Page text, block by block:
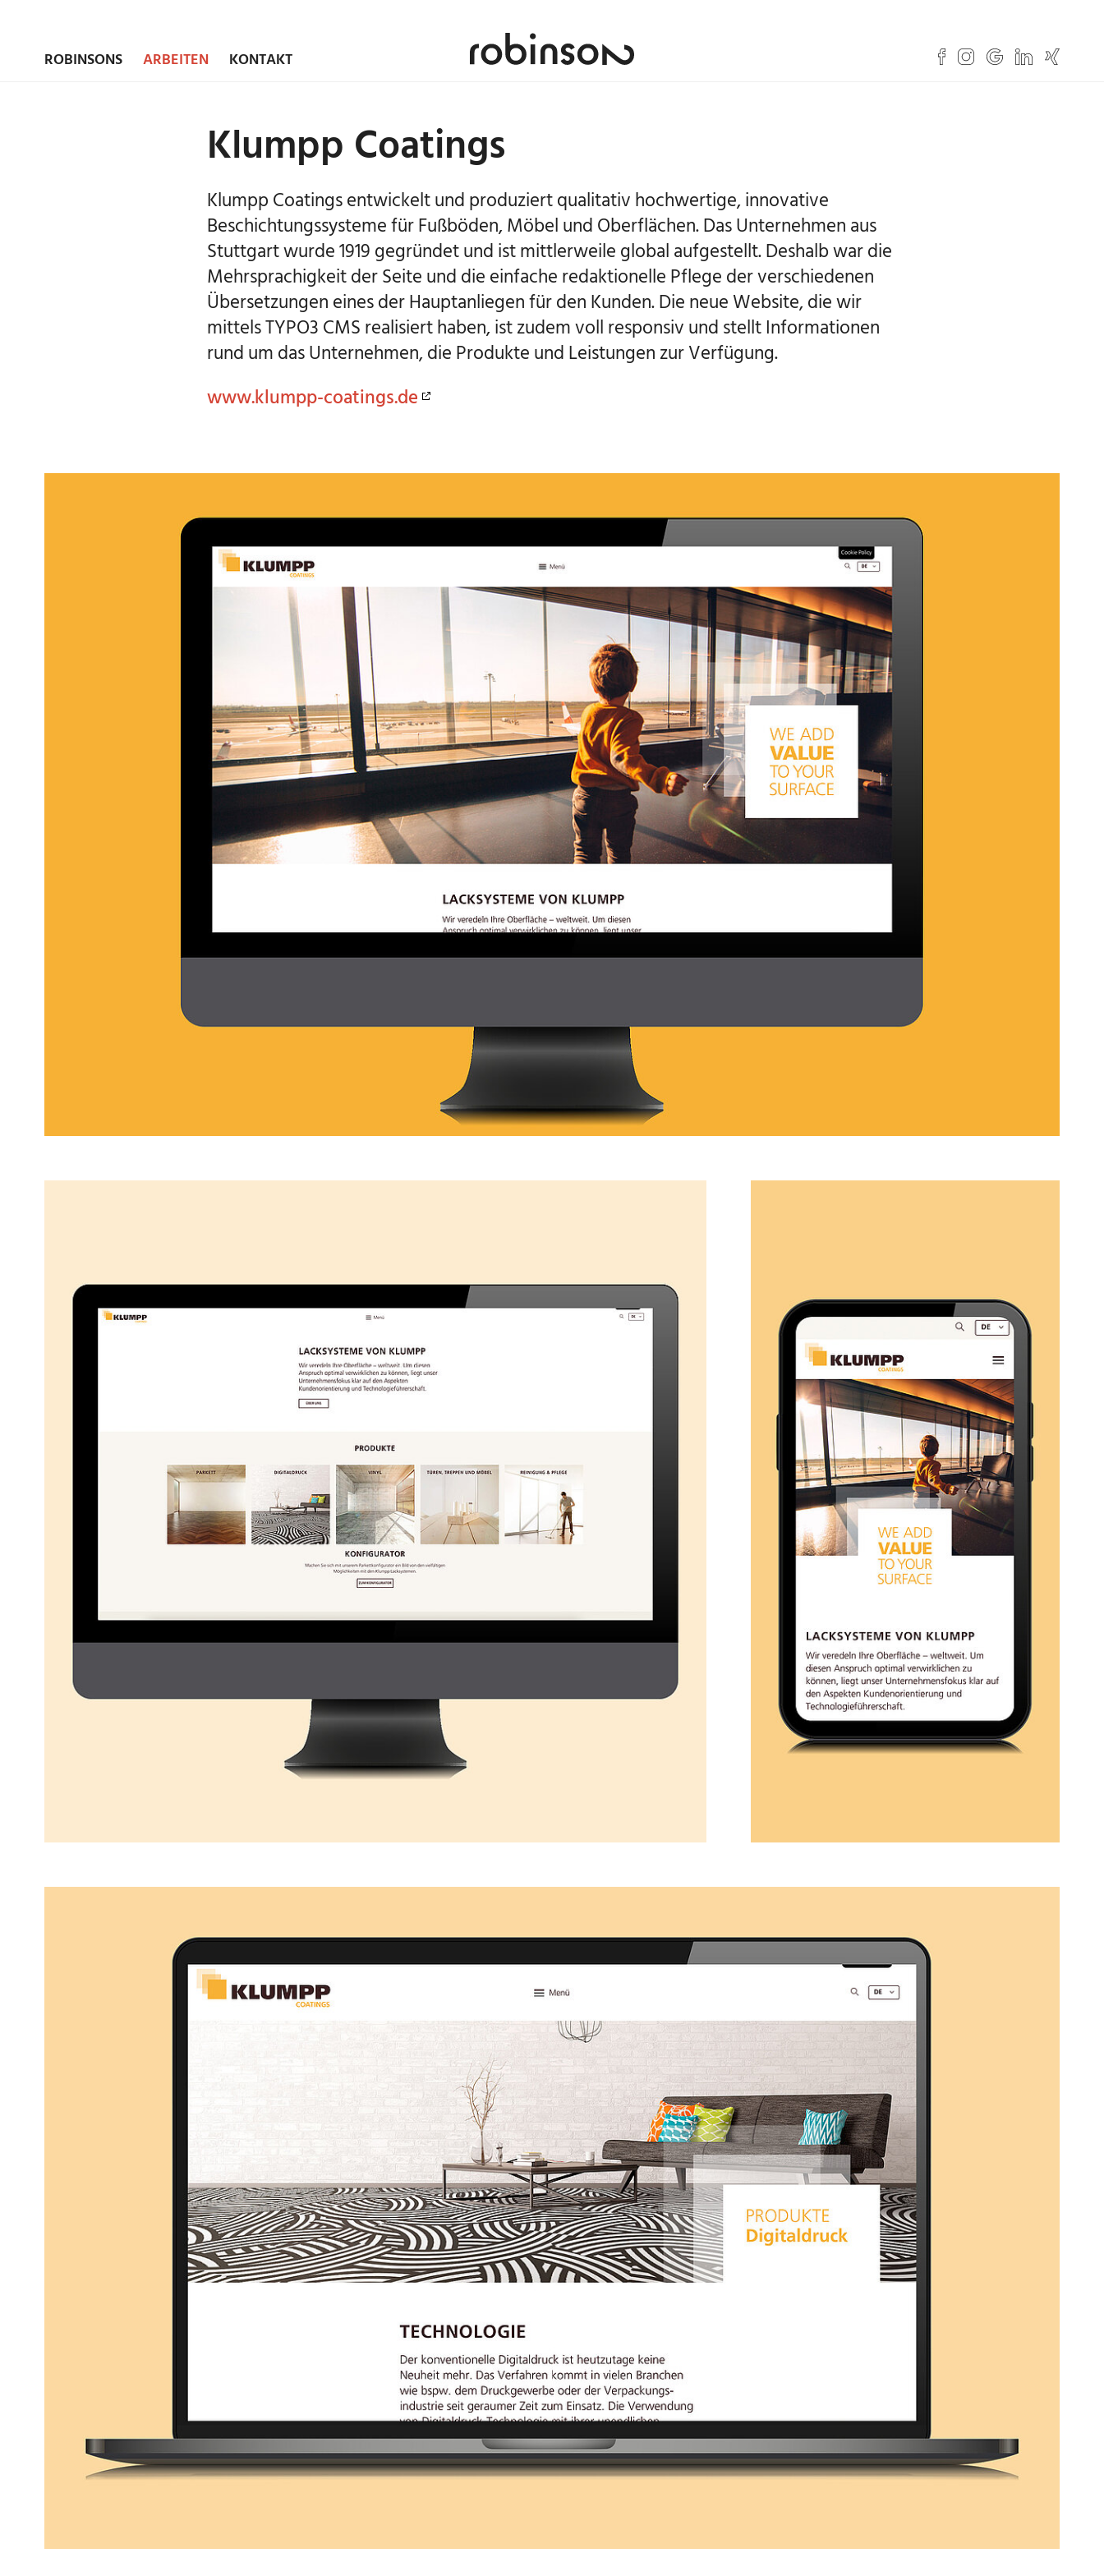
ROBINSONS ARBEITEN KONTAKT
Klumpp Coatings
Klumpp Coatings entwickelt und produziert qualitativ hochwertige, innovative
Beschichtungssysteme für Fußböden, Möbel und Oberflächen. Das Unternehmen aus
Stuttgart wurde 1919 gegründet und ist mittlerweile global aufgestellt. Deshalb war die
Mehrsprachigkeit der Seite und die einfache redaktionelle Pflege der verschiedenen
Übersetzungen eines der Hauptanliegen für den Kunden. Die neue Website, die wir
mittels TYPO3 CMS realisiert haben, ist zudem voll responsiv und stellt Informationen
rund um das Unternehmen, die Produkte und Leistungen zur Verfügung.
www.klumpp-coatings.de